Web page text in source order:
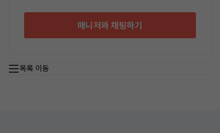
매니저와 채팅하기
목록 이동